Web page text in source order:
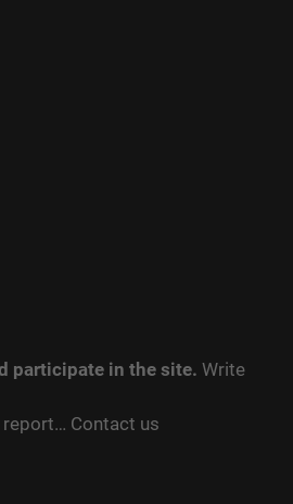
participate in the site. Write
report… Contact us